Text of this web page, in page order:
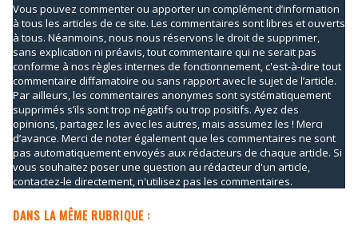
Vous pouvez commenter ou apporter un complément d’information
à tous les articles de ce site. Les commentaires sont libres et ouverts
à tous. Néanmoins, nous nous réservons le droit de supprimer,
sans explication ni préavis, tout commentaire qui ne serait pas
conforme à nos règles internes de fonctionnement, c'est-à-dire tout
commentaire diffamatoire ou sans rapport avec le sujet de l’article.
Par ailleurs, les commentaires anonymes sont systématiquement
supprimés s’ils sont trop négatifs ou trop positifs. Ayez des
opinions, partagez les avec les autres, mais assumez les ! Merci
d’avance. Merci de noter également que les commentaires ne sont
pas automatiquement envoyés aux rédacteurs de chaque article. Si
vous souhaitez poser une question au rédacteur d'un article,
contactez-le directement, n'utilisez pas les commentaires.
DANS LA MÊME RUBRIQUE :